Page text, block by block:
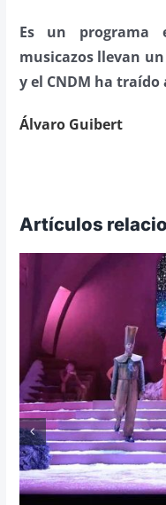
Es un programa
musicazos llevan
y el CNDM ha
Álvaro Guibert
Artículos